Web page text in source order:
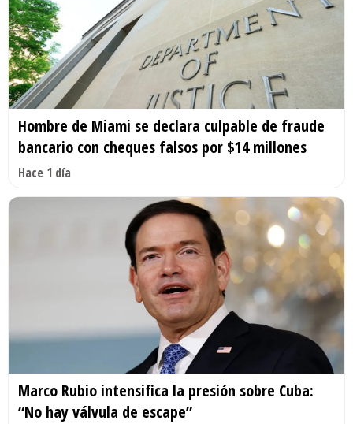
Hombre de Miami se declara culpable de fraude
bancario con cheques falsos por $14 millones
Hace 1 día
Marco Rubio intensifica la presión sobre Cuba:
“No hay válvula de escape”